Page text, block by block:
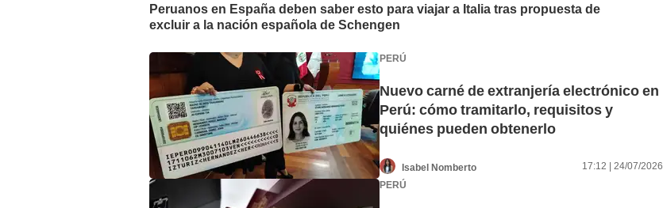
Peruanos en España deben saber esto para viajar a Italia tras propuesta de
excluir a la nación española de Schengen
PERÚ
Nuevo carné de extranjería electrónico en
Perú: cómo tramitarlo, requisitos y
quiénes pueden obtenerlo
Isabel Nomberto
17:12 | 24/07/2026
PERÚ